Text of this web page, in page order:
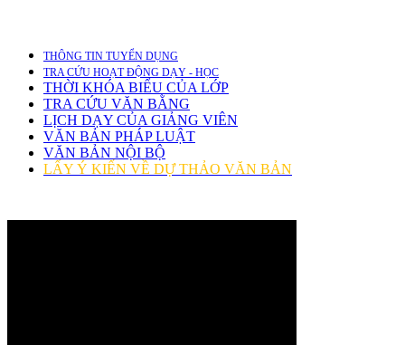
THÔNG TIN TUYỂN DỤNG
TRA CỨU HOẠT ĐỘNG DẠY - HỌC
THỜI KHÓA BIỂU CỦA LỚP
TRA CỨU VĂN BẰNG
LỊCH DẠY CỦA GIẢNG VIÊN
VĂN BẢN PHÁP LUẬT
VĂN BẢN NỘI BỘ
LẤY Ý KIẾN VỀ DỰ THẢO VĂN BẢN